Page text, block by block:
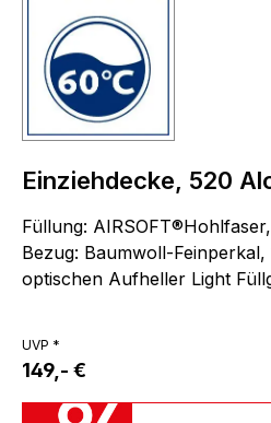
Einziehdecke, 520
Füllung:
Bezug: Baumwoll-
optischen Aufheller Light
UVP *
149,- €